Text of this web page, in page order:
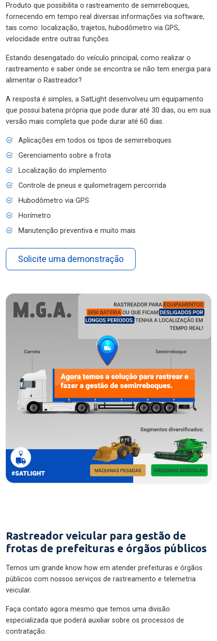
Produto que possibilita o rastreamento de semirreboques,
fornecendo em tempo real diversas informações via software,
tais como: localização, trajetos, hubodômetro via GPS,
velocidade entre outras funções.
Estando desengatado do veículo principal, como realizar o
rastreamento e saber onde se encontra se não tem energia para
alimentar o Rastreador?
A resposta é simples, a SatLight desenvolveu um equipamento
que possui bateria própria que pode durar até 30 dias, ou em sua
versão mais completa que pode durar até 60 dias.
Aplicações em todos os tipos de semirreboques
Gerenciamento sobre a frota
Localização do implemento
Controle de pneus e quilometragem percorrida
Hubodômetro via GPS
Horímetro
Manutenção preventiva e muito mais
Solicite uma demonstração
Rastreador veicular para gestão de
frotas de prefeituras e órgãos públicos
Temos um grande know how em atender prefeituras e órgãos
públicos com nossos serviços de rastreamento e telemetria
veicular.
Faça contato agora mesmo que temos uma divisão
especializada que poderá auxiliar sobre os processos de
contratação.